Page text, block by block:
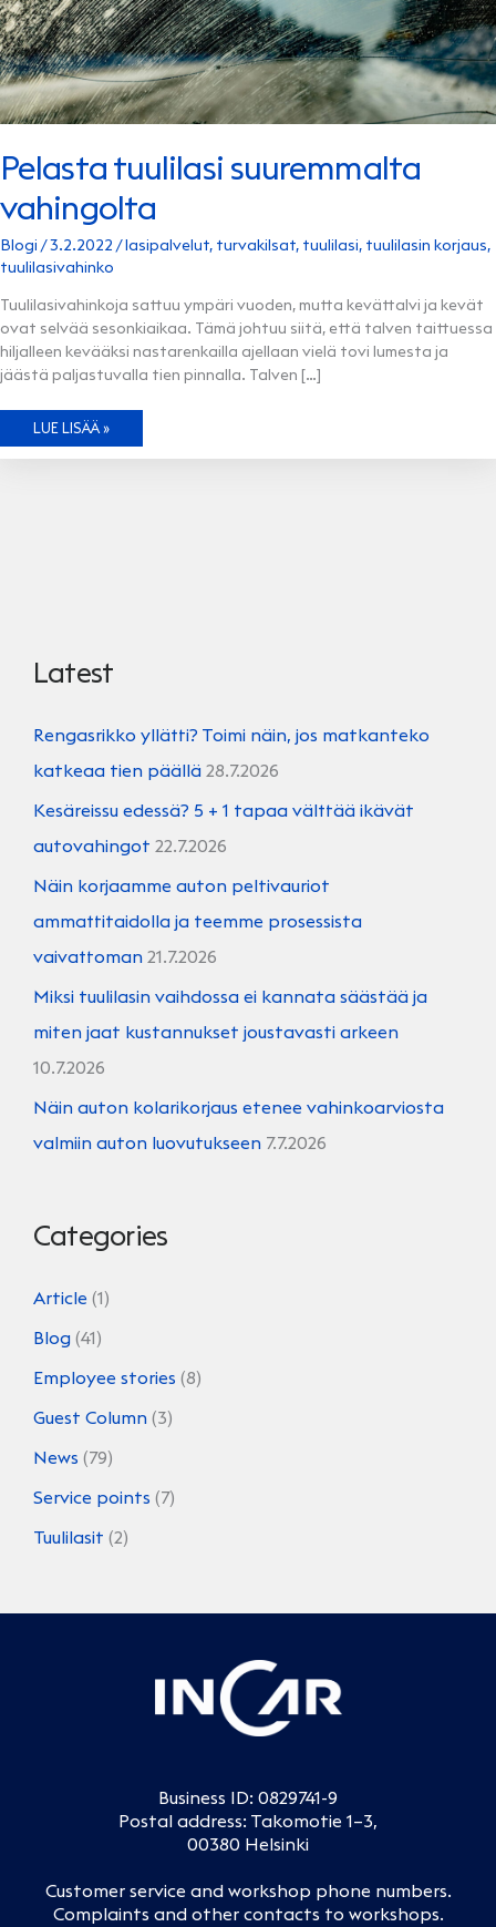
Pelasta tuulilasi suuremmalta
vahingolta
Blogi /3.2.2022 /lasipalvelut, turvakilsat, tuulilasi, tuulilasin korjaus,
tuulilasivahinko
Tuulilasivahinkoja sattuu ympäri vuoden, mutta kevättalvi ja kevät
ovat selvää sesonkiaikaa. Tämä johtuu siitä, että talven taittuessa
hiljalleen kevääksi nastarenkailla ajellaan vielä tovi lumesta ja
jäästä paljastuvalla tien pinnalla. Talven […]
PELASTA
SUUREMMALTA
LUE LISÄÄ »
Latest
Rengasrikko yllätti? Toimi näin, jos matkanteko
katkeaa tien päällä 28.7.2026
Kesäreissu edessä? 5 + 1 tapaa välttää ikävät
autovahingot 22.7.2026
Näin korjaamme auton peltivauriot
ammattitaidolla ja teemme prosessista
vaivattoman 21.7.2026
Miksi tuulilasin vaihdossa ei kannata säästää ja
miten jaat kustannukset joustavasti arkeen
10.7.2026
Näin auton kolarikorjaus etenee vahinkoarviosta
valmiin auton luovutukseen 7.7.2026
Categories
Article (1)
Blog (41)
Employee stories (8)
Guest Column (3)
News (79)
Service points (7)
Tuulilasit (2)
Business ID: 0829741-9
Postal address: Takomotie 1–3,
00380 Helsinki
Customer service and workshop phone numbers.
Complaints and other contacts to workshops.